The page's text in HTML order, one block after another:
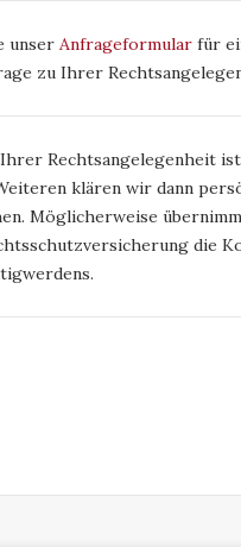
unser Anfrageformular für
zu Ihrer
Rechtsangelegenheit ist
klären wir dann
Möglicherweise
die